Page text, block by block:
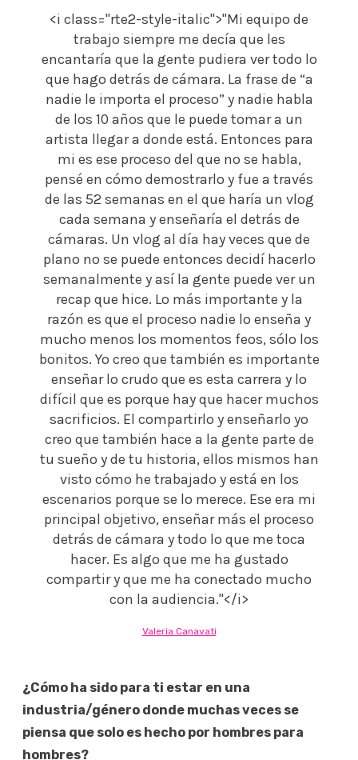
<i class="rte2-style-italic">"Mi equipo de
trabajo siempre me decía que les
encantaría que la gente pudiera ver todo lo
que hago detrás de cámara. La frase de “a
nadie le importa el proceso” y nadie habla
de los 10 años que le puede tomar a un
artista llegar a donde está. Entonces para
mi es ese proceso del que no se habla,
pensé en cómo demostrarlo y fue a través
de las 52 semanas en el que haría un vlog
cada semana y enseñaría el detrás de
cámaras. Un vlog al día hay veces que de
plano no se puede entonces decidí hacerlo
semanalmente y así la gente puede ver un
recap que hice. Lo más importante y la
razón es que el proceso nadie lo enseña y
mucho menos los momentos feos, sólo los
bonitos. Yo creo que también es importante
enseñar lo crudo que es esta carrera y lo
difícil que es porque hay que hacer muchos
sacrificios. El compartirlo y enseñarlo yo
creo que también hace a la gente parte de
tu sueño y de tu historia, ellos mismos han
visto cómo he trabajado y está en los
escenarios porque se lo merece. Ese era mi
principal objetivo, enseñar más el proceso
detrás de cámara y todo lo que me toca
hacer. Es algo que me ha gustado
compartir y que me ha conectado mucho
con la audiencia."</i>
Valeria Canavati
¿Cómo ha sido para ti estar en una
industria/género donde muchas veces se
piensa que solo es hecho por hombres para
hombres?